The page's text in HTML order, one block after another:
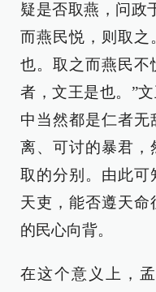
疑是否取燕，问政
而燕民悦，则取之
也。取之而燕民不
者，文王是也。”
中当然都是仁者无
离、可讨的暴君，
取的分别。由此可
天吏，能否遵天命
的民心向背。
在这个意义上，